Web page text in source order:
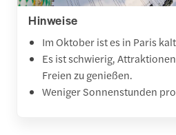
Hinweise
Im Oktober ist es in Paris
Es ist schwierig,
Freien zu genießen.
Weniger Sonnenstunden pro